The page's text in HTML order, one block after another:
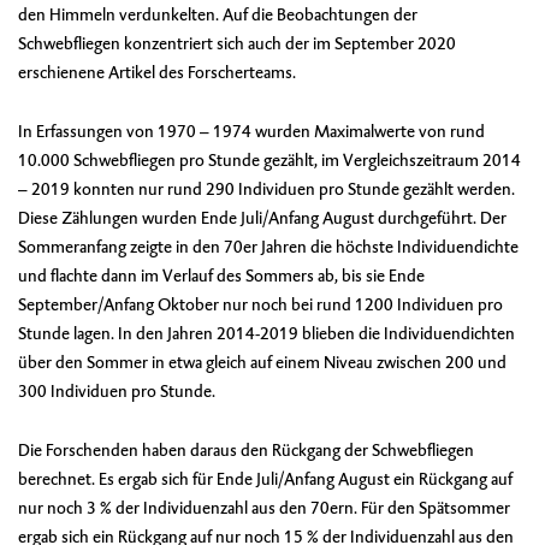
den Himmeln verdunkelten. Auf die Beobachtungen der
Schwebfliegen konzentriert sich auch der im September 2020
erschienene Artikel des Forscherteams.
In Erfassungen von 1970 – 1974 wurden Maximalwerte von rund
10.000 Schwebfliegen pro Stunde gezählt, im Vergleichszeitraum 2014
– 2019 konnten nur rund 290 Individuen pro Stunde gezählt werden.
Diese Zählungen wurden Ende Juli/Anfang August durchgeführt. Der
Sommeranfang zeigte in den 70er Jahren die höchste Individuendichte
und flachte dann im Verlauf des Sommers ab, bis sie Ende
September/Anfang Oktober nur noch bei rund 1200 Individuen pro
Stunde lagen. In den Jahren 2014-2019 blieben die Individuendichten
über den Sommer in etwa gleich auf einem Niveau zwischen 200 und
300 Individuen pro Stunde.
Die Forschenden haben daraus den Rückgang der Schwebfliegen
berechnet. Es ergab sich für Ende Juli/Anfang August ein Rückgang auf
nur noch 3 % der Individuenzahl aus den 70ern. Für den Spätsommer
ergab sich ein Rückgang auf nur noch 15 % der Individuenzahl aus den